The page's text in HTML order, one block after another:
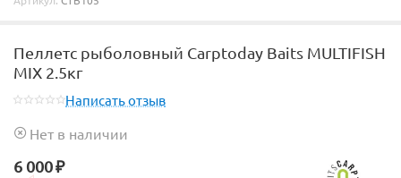
Пеллетс рыболовный Carptoday Baits MULTIFISH
MIX 2.5кг
Написать отзыв
Нет в наличии
6 000₽